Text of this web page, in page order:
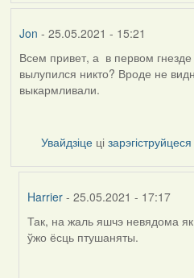
Jon - 25.05.2021 - 15:21
Всем привет, а в первом
вылупился никто? Вроде не
выкармливали.
Увайдзіце цізарэгіструйцеся
Harrier - 25.05.2021 - 17:17
In
reply
Так, на жаль яшчэ невядома як
ўжо ёсць птушаняты.